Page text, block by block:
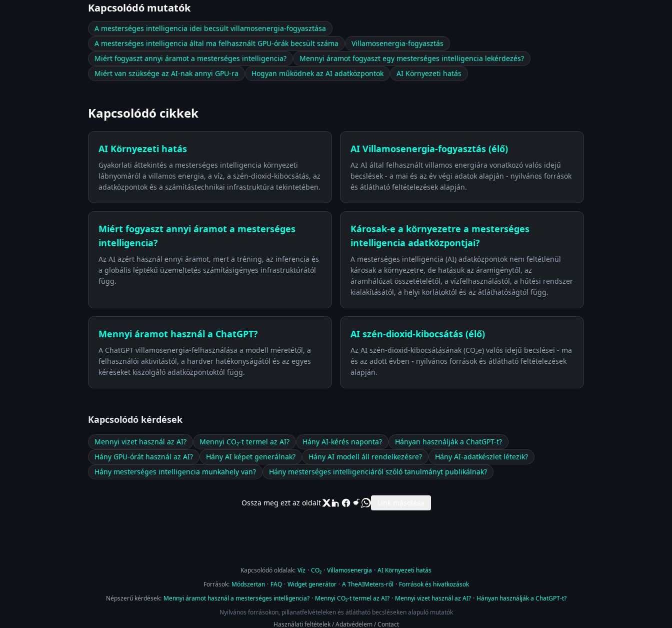
Kapcsolódó mutatók
A mesterséges intelligencia idei becsült villamosenergia-fogyasztása
A mesterséges intelligencia által ma felhasznált GPU-órák becsült száma
Villamosenergia-fogyasztás
Miért fogyaszt annyi áramot a mesterséges intelligencia?
Mennyi áramot fogyaszt egy mesterséges intelligencia lekérdezés?
Miért van szüksége az AI-nak annyi GPU-ra
Hogyan működnek az AI adatközpontok AI Környezeti hatás
Kapcsolódó cikkek
AI Környezeti hatás
Gyakorlati áttekintés a mesterséges intelligencia környezeti
lábnyomáról a villamos energia, a víz, a szén-dioxid-kibocsátás, az
adatközpontok és a számítástechnikai infrastruktúra tekintetében.
AI Villamosenergia-fogyasztás (élő)
Az AI által felhasznált villamos energiára vonatkozó valós idejű
becslések - a mai és az év végi adatok alapján - nyilvános források
és átlátható feltételezések alapján.
Miért fogyaszt annyi áramot a mesterséges
intelligencia?
Az AI azért használ ennyi áramot, mert a tréning, az inferencia és
a globális léptékű üzemeltetés számításigényes infrastruktúrától
függ.
Károsak-e a környezetre a mesterséges
intelligencia adatközpontjai?
A mesterséges intelligencia (AI) adatközpontok nem feltétlenül
károsak a környezetre, de hatásuk az áramigénytől, az
áramhálózat összetételétől, a vízfelhasználástól, a hűtési rendszer
kialakításától, a helyi korlátoktól és az átláthatóságtól függ.
Mennyi áramot használ a ChatGPT?
A ChatGPT villamosenergia-felhasználása a modell méretétől, a
felhasználói aktivitástól, a hardver hatékonyságától és az egyes
kéréseket kiszolgáló adatközpontoktól függ.
AI szén-dioxid-kibocsátás (élő)
Az AI szén-dioxid-kibocsátásának (CO₂e) valós idejű becslései - ma
és az adott évben - nyilvános források és átlátható feltételezések
alapján.
Kapcsolódó kérdések
Mennyi vizet használ az AI? Mennyi CO₂-t termel az AI? Hány AI-kérés naponta?
Hányan használják a ChatGPT-t?
Hány GPU-órát használ az AI?
Hány AI képet generálnak? Hány AI modell áll rendelkezésre?
Hány AI-adatkészlet létezik?
Hány mesterséges intelligencia munkahely van?
Hány mesterséges intelligenciáról szóló tanulmányt publikálnak?
Ossza meg ezt az oldalt
Kapcsolódó oldalak: Víz · CO₂ · Villamosenergia · AI Környezeti hatás
Források: Módszertan · FAQ · Widget generátor · A TheAIMeters-ről · Források és hivatkozások
Népszerű kérdések: Mennyi áramot használ a mesterséges intelligencia? · Mennyi CO₂-t termel az AI? · Mennyi vizet használ az AI? · Hányan használják a ChatGPT-t?
Nyilvános forrásokon, pillanatfelvételeken és átlátható becsléseken alapuló mutatók
Használati feltételek/Adatvédelem/Contact